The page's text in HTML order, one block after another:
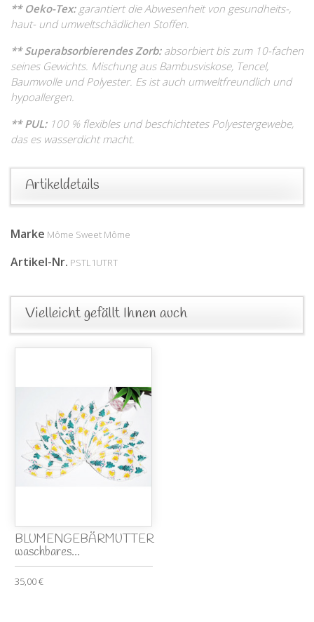
** Oeko-Tex: garantiert die Abwesenheit von gesundheits-,
haut- und umweltschädlichen Stoffen.
** Superabsorbierendes Zorb:absorbiert bis zum 10-fachen
seines Gewichts. Mischung aus Bambusviskose, Tencel,
Baumwolle und Polyester. Es ist auch umweltfreundlich und
hypoallergen.
** PUL: 100 % flexibles und beschichtetes Polyestergewebe,
das es wasserdicht macht.
Artikeldetails
Marke Môme Sweet Môme
Artikel-Nr. PSTL1UTRT
Vielleicht gefällt Ihnen auch
BLUMENGEBÄRMUTTER
waschbares...
35,00 €